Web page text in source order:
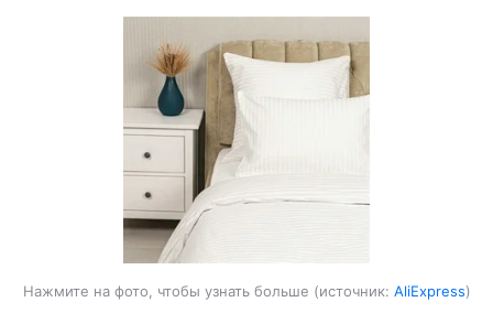
Нажмите на фото, чтобы узнать больше источник: AliExpress